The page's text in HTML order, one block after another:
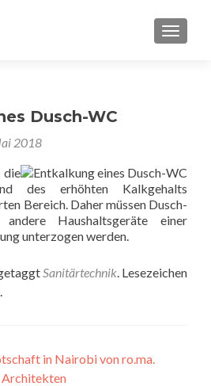
Dusch-WC
2018
die
des erhöhten Kalkgehalts
Bereich. Daher müssen Dusch-
Haushaltsgeräte einer
unterzogen werden.
Sanitärtechnik. Lesezeichen
.
in Nairobi von ro.ma.
Architekten